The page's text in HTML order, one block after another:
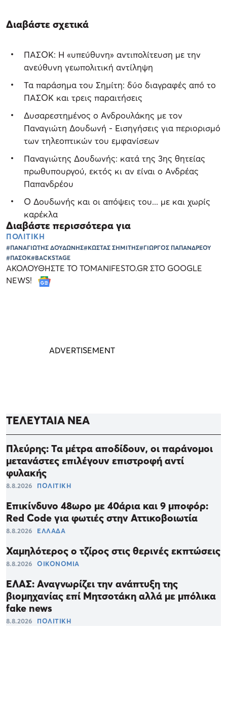
Διαβάστε σχετικά
ΠΑΣΟΚ: Η «υπεύθυνη» αντιπολίτευση με την
ανεύθυνη γεωπολιτική αντίληψη
Τα παράσημα του Σημίτη: δύο διαγραφές από το
ΠΑΣΟΚ και τρεις παραιτήσεις
Δυσαρεστημένος ο Ανδρουλάκης με τον
Παναγιώτη Δουδωνή - Εισηγήσεις για περιορισμό
των τηλεοπτικών του εμφανίσεων
Παναγιώτης Δουδωνής: κατά της 3ης θητείας
πρωθυπουργού, εκτός κι αν είναι ο Ανδρέας
Παπανδρέου
Ο Δουδωνής και οι απόψεις του... με και χωρίς
καρέκλα
Διαβάστε περισσότερα για
ΠΟΛΙΤΙΚΗ
#ΠΑΝΑΓΙΩΤΗΣ ΔΟΥΔΩΝΗΣ#ΚΩΣΤΑΣ ΣΗΜΙΤΗΣ#ΓΙΩΡΓΟΣ ΠΑΠΑΝΔΡΕΟΥ
#ΠΑΣΟΚ#BACKSTAGE
ΑΚΟΛΟΥΘΗΣΤΕ ΤΟ TOMANIFESTO.GR ΣΤΟ GOOGLE
NEWS!
ΤΕΛΕΥΤΑΙΑ ΝΕΑ
Πλεύρης: Τα μέτρα αποδίδουν, οι παράνομοι
μετανάστες επιλέγουν επιστροφή αντί
φυλακής
8.8.2026 ΠΟΛΙΤΙΚΗ
Επικίνδυνο 48ωρο με 40άρια και 9 μποφόρ:
Red Code για φωτιές στην Αττικοβοιωτία
8.8.2026 ΕΛΛΑΔΑ
Χαμηλότερος ο τζίρος στις θερινές εκπτώσεις
8.8.2026 ΟΙΚΟΝΟΜΙΑ
ΕΛΑΣ: Αναγνωρίζει την ανάπτυξη της
βιομηχανίας επί Μητσοτάκη αλλά με μπόλικα
fake news
8.8.2026 ΠΟΛΙΤΙΚΗ